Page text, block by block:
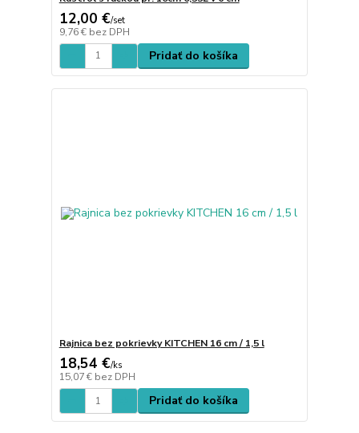
12,00 €/set
9,76 € bez DPH
Pridať do košíka
Rajnica bez pokrievky KITCHEN 16 cm / 1,5 l
18,54 €/ks
15,07 € bez DPH
Pridať do košíka